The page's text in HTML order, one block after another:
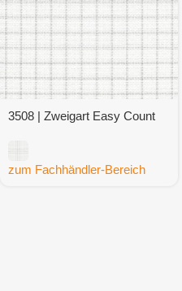
3508 | Zweigart Easy Count
zum Fachhändler-Bereich